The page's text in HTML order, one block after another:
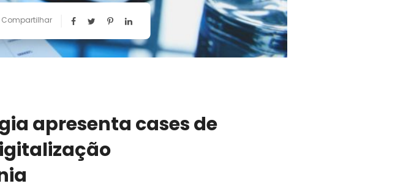
Compartilhar
apresenta cases de